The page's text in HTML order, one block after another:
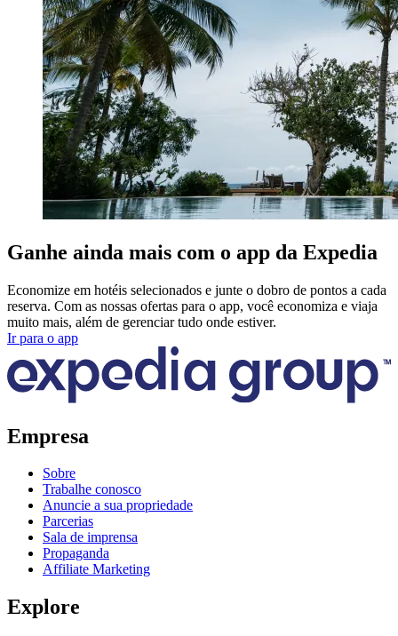
Ganhe ainda mais com o app da Expedia
Economize em hotéis selecionados e junte o dobro de pontos a cada
reserva. Com as nossas ofertas para o app, você economiza e viaja
muito mais, além de gerenciar tudo onde estiver.
Ir para o app
Empresa
Sobre
Trabalhe conosco
Anuncie a sua propriedade
Parcerias
Sala de imprensa
Propaganda
Affiliate Marketing
Explore